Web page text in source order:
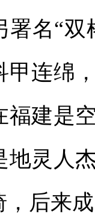
署名“
甲连绵
福建是
地灵人
后来